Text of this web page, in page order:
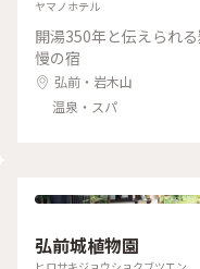
ヤマノホテル
開湯350年と伝えられ
慢の宿
弘前・岩木山
温泉・スパ
弘前城植物園
ヒロサキジョウショクブツエン